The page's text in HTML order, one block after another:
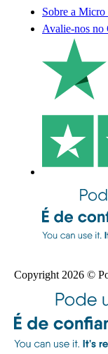
Sobre a Micro
Avalie-nos no
Copyright 2026 ©